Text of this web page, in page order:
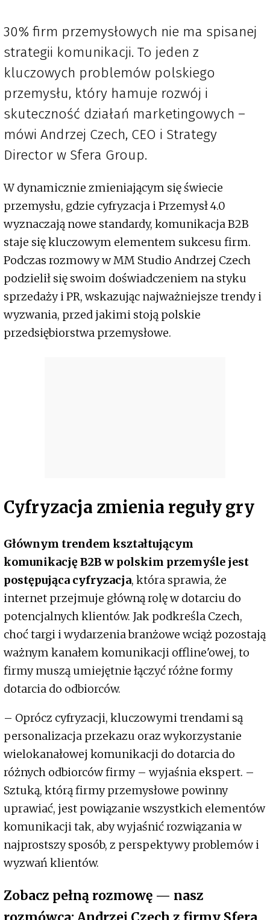
30% firm przemysłowych nie ma spisanej
strategii komunikacji. To jeden z
kluczowych problemów polskiego
przemysłu, który hamuje rozwój i
skuteczność działań marketingowych –
mówi Andrzej Czech, CEO i Strategy
Director w Sfera Group.
W dynamicznie zmieniającym się świecie
przemysłu, gdzie cyfryzacja i Przemysł 4.0
wyznaczają nowe standardy, komunikacja B2B
staje się kluczowym elementem sukcesu firm.
Podczas rozmowy w MM Studio Andrzej Czech
podzielił się swoim doświadczeniem na styku
sprzedaży i PR, wskazując najważniejsze trendy i
wyzwania, przed jakimi stoją polskie
przedsiębiorstwa przemysłowe.
Cyfryzacja zmienia reguły gry
Głównym trendem kształtującym
komunikację B2B w polskim przemyśle jest
postępująca cyfryzacja, która sprawia, że
internet przejmuje główną rolę w dotarciu do
potencjalnych klientów. Jak podkreśla Czech,
choć targi i wydarzenia branżowe wciąż pozostają
ważnym kanałem komunikacji offline'owej, to
firmy muszą umiejętnie łączyć różne formy
dotarcia do odbiorców.
– Oprócz cyfryzacji, kluczowymi trendami są
personalizacja przekazu oraz wykorzystanie
wielokanałowej komunikacji do dotarcia do
różnych odbiorców firmy – wyjaśnia ekspert. –
Sztuką, którą firmy przemysłowe powinny
uprawiać, jest powiązanie wszystkich elementów
komunikacji tak, aby wyjaśnić rozwiązania w
najprostszy sposób, z perspektywy problemów i
wyzwań klientów.
Zobacz pełną rozmowę — nasz